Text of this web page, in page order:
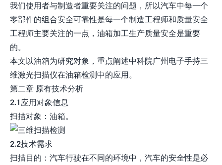
我们使用者与制造者重要关注的问题，所以汽车中每一个
零部件的组合安全可靠性是每一个制造工程师和质量安全
工程师主要关注的一点，油箱加工生产质量安全是重要
的。
本文以油箱为研究对象，重点阐述中科院广州电子手持三
维激光扫描仪在油箱检测中的应用。
第二章 原有技术分析
2.1应用对象信息
扫描对象：油箱。
2.2技术需求
扫描目的：汽车行驶在不同的环境中，汽车的安全性是必